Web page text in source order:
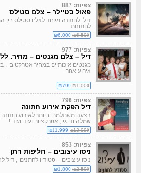
צפיות: 887
פאול סטיילר – צלם סטילס
דיל לחתונה מיוחד לצלם סטילס בין
לחתונות
₪6,500
צפיות: 977
דיל – צלם מגנטים – מחיר.
מגנטים איכותיים במחיר אטרקטיבי .
אירוע אחר
₪1,000
צפיות: 796
דיל הפקת אירוע חתונה
הצעה משתלמת ביותר לאירוע חתונה
שמלה ודי גי , אטרקציות ועוד ועוד !
₪13,999
צפיות: 853
ניסו עיצובים – חליפות חתן
ניסו עיצובים – סטודיו לחתנים , דיל
₪2,500